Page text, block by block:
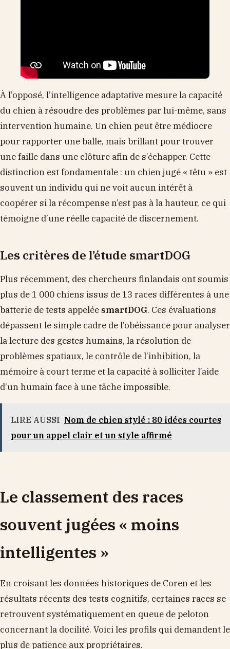
À l’opposé, l’intelligence adaptative mesure la capacité
du chien à résoudre des problèmes par lui-même, sans
intervention humaine. Un chien peut être médiocre
pour rapporter une balle, mais brillant pour trouver
une faille dans une clôture afin de s’échapper. Cette
distinction est fondamentale : un chien jugé « têtu » est
souvent un individu qui ne voit aucun intérêt à
coopérer si la récompense n’est pas à la hauteur, ce qui
témoigne d’une réelle capacité de discernement.
Les critères de l’étude smartDOG
Plus récemment, des chercheurs finlandais ont soumis
plus de 1 000 chiens issus de 13 races différentes à une
batterie de tests appeléesmartDOG. Ces évaluations
dépassent le simple cadre de l’obéissance pour analyser
la lecture des gestes humains, la résolution de
problèmes spatiaux, le contrôle de l’inhibition, la
mémoire à court terme et la capacité à solliciter l’aide
d’un humain face à une tâche impossible.
LIRE AUSSI Nom de chien stylé : 80 idées courtes
pour un appel clair et un style affirmé
Le classement des races
souvent jugées « moins
intelligentes »
En croisant les données historiques de Coren et les
résultats récents des tests cognitifs, certaines races se
retrouvent systématiquement en queue de peloton
concernant la docilité. Voici les profils qui demandent le
plus de patience aux propriétaires.